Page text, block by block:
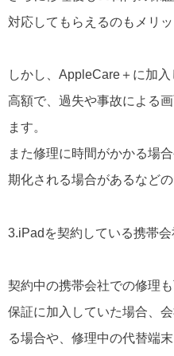
対応してもらえるのもメリッ
しかし、AppleCare＋に加
高額で、過失や事故による
ます。
また修理に時間がかかる場
期化される場合があるなど
3.iPadを契約している携帯
契約中の携帯会社での修理も
保証に加入していた場合、
る場合や、修理中の代替端